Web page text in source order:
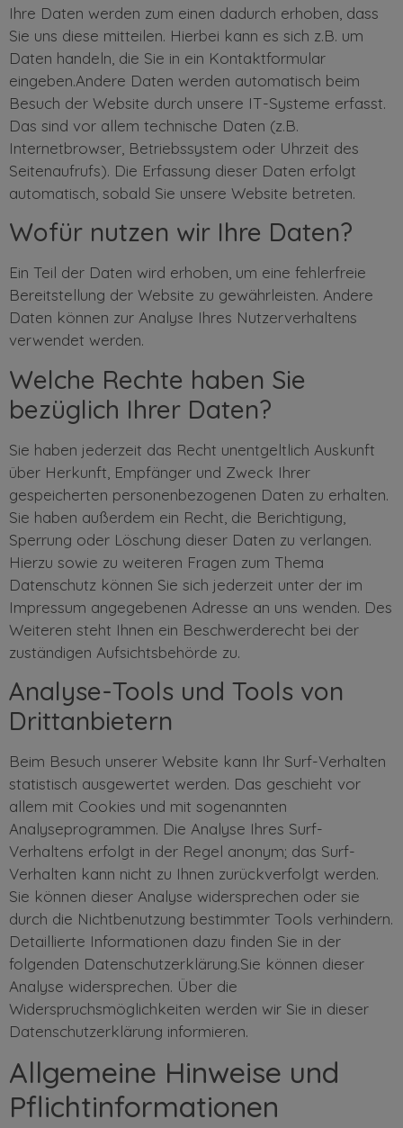
Ihre Daten werden zum einen dadurch erhoben, dass
Sie uns diese mitteilen. Hierbei kann es sich z.B. um
Daten handeln, die Sie in ein Kontaktformular
eingeben.Andere Daten werden automatisch beim
Besuch der Website durch unsere IT-Systeme erfasst.
Das sind vor allem technische Daten (z.B.
Internetbrowser, Betriebssystem oder Uhrzeit des
Seitenaufrufs). Die Erfassung dieser Daten erfolgt
automatisch, sobald Sie unsere Website betreten.
Wofür nutzen wir Ihre Daten?
Ein Teil der Daten wird erhoben, um eine fehlerfreie
Bereitstellung der Website zu gewährleisten. Andere
Daten können zur Analyse Ihres Nutzerverhaltens
verwendet werden.
Welche Rechte haben Sie
bezüglich Ihrer Daten?
Sie haben jederzeit das Recht unentgeltlich Auskunft
über Herkunft, Empfänger und Zweck Ihrer
gespeicherten personenbezogenen Daten zu erhalten.
Sie haben außerdem ein Recht, die Berichtigung,
Sperrung oder Löschung dieser Daten zu verlangen.
Hierzu sowie zu weiteren Fragen zum Thema
Datenschutz können Sie sich jederzeit unter der im
Impressum angegebenen Adresse an uns wenden. Des
Weiteren steht Ihnen ein Beschwerderecht bei der
zuständigen Aufsichtsbehörde zu.
Analyse-Tools und Tools von
Drittanbietern
Beim Besuch unserer Website kann Ihr Surf-Verhalten
statistisch ausgewertet werden. Das geschieht vor
allem mit Cookies und mit sogenannten
Analyseprogrammen. Die Analyse Ihres Surf-
Verhaltens erfolgt in der Regel anonym; das Surf-
Verhalten kann nicht zu Ihnen zurückverfolgt werden.
Sie können dieser Analyse widersprechen oder sie
durch die Nichtbenutzung bestimmter Tools verhindern.
Detaillierte Informationen dazu finden Sie in der
folgenden Datenschutzerklärung.Sie können dieser
Analyse widersprechen. Über die
Widerspruchsmöglichkeiten werden wir Sie in dieser
Datenschutzerklärung informieren.
Allgemeine Hinweise und
Pflichtinformationen